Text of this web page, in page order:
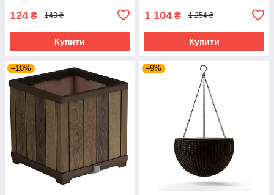
124 ₴ 143 ₴
Купити
1 104 ₴ 1 254 ₴
Купити
–10% –9%